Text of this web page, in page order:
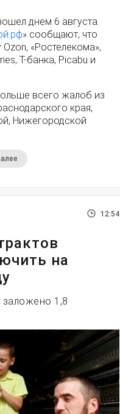
днем 6 августа.
» сообщают, что
«Ростелекома»,
Т-банка, Picabu и
всего жалоб из
края,
Нижегородской
12:54
на
заложено 1,8